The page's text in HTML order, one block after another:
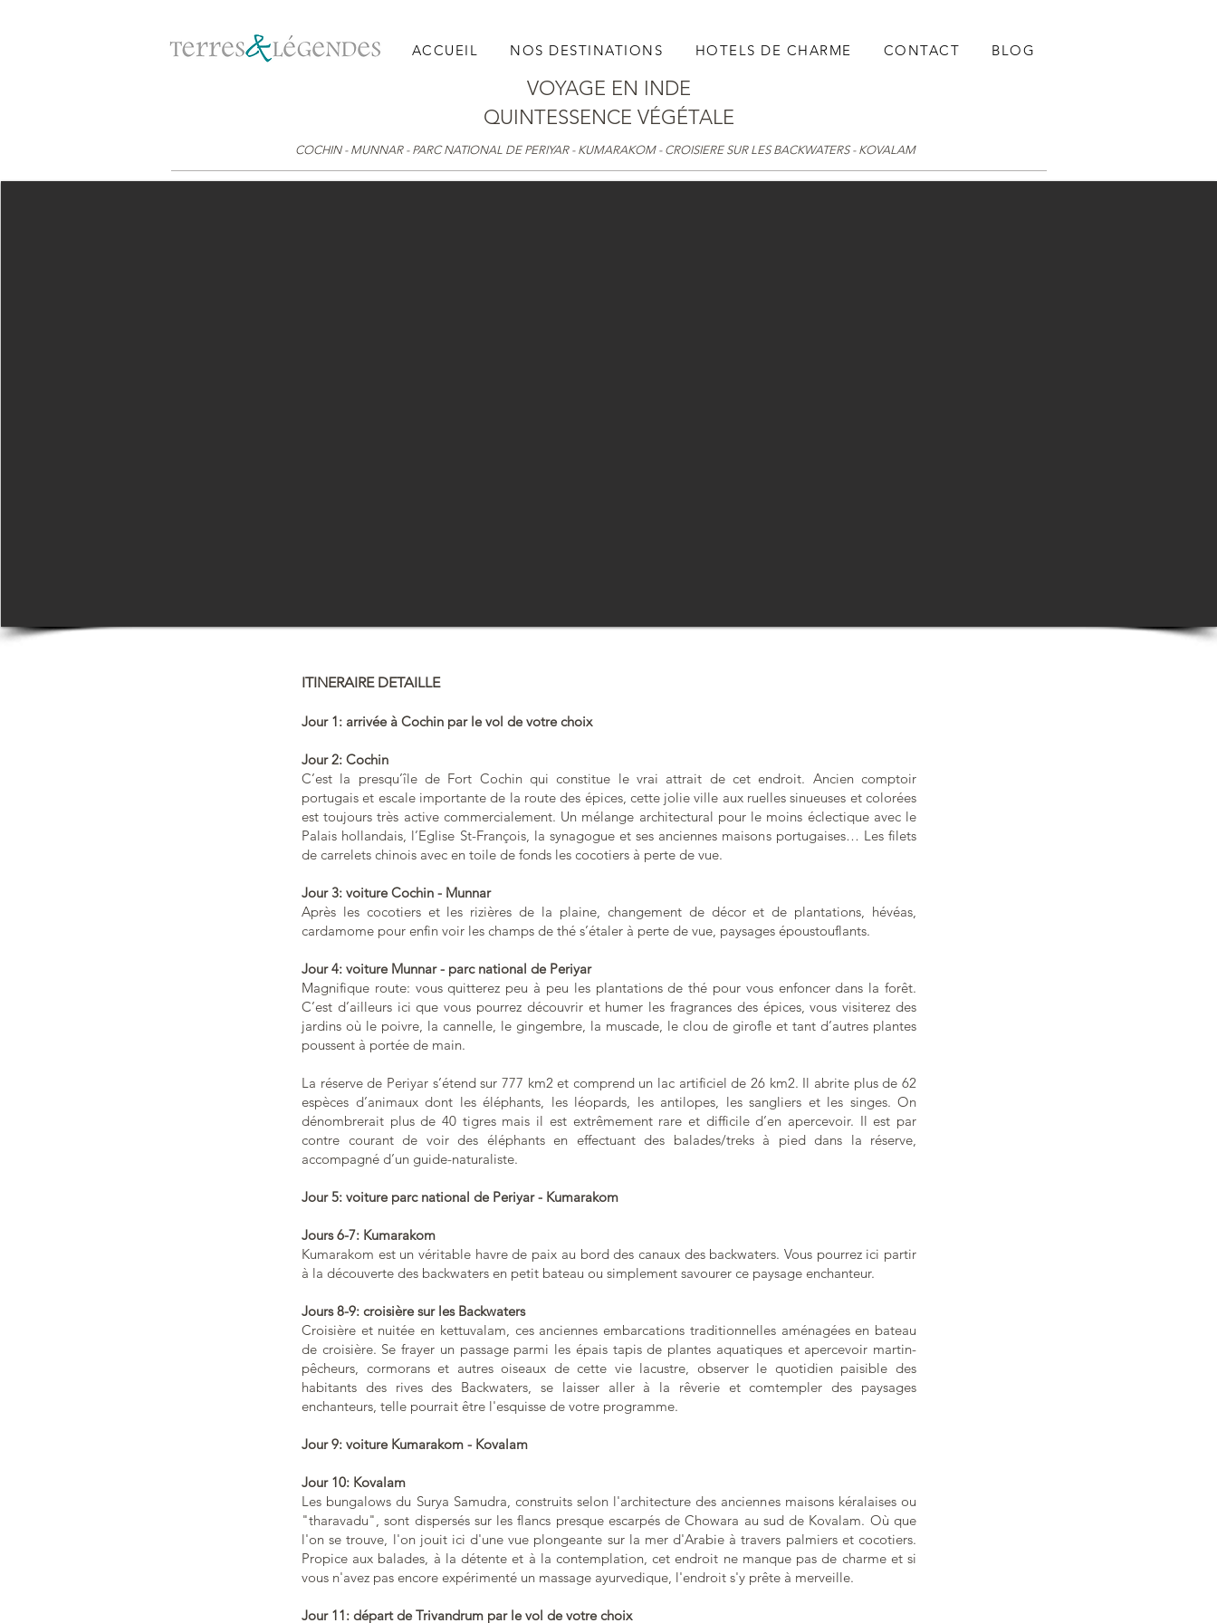
ACCUEIL NOS DESTINATIONS HOTELS DE CHARME CONTACT BLOG
VOYAGE EN INDE
QUINTESSENCE VÉGÉTALE
COCHIN - MUNNAR - PARC NATIONAL DE PERIYAR - KUMARAKOM - CROISIERE SUR LES BACKWATERS - KOVALAM
ITINERAIRE DETAILLE
Jour 1: arrivée à Cochin par le vol de votre choix
Jour 2: Cochin
C’est la presqu’île de Fort Cochin qui constitue le vrai attrait de cet endroit. Ancien comptoir
portugais et escale importante de la route des épices, cette jolie ville aux ruelles sinueuses et colorées
est toujours très active commercialement. Un mélange architectural pour le moins éclectique avec le
Palais hollandais, l’Eglise St-François, la synagogue et ses anciennes maisons portugaises… Les filets
de carrelets chinois avec en toile de fonds les cocotiers à perte de vue.
Jour 3: voiture Cochin - Munnar
Après les cocotiers et les rizières de la plaine, changement de décor et de plantations, hévéas,
cardamome pour enfin voir les champs de thé s’étaler à perte de vue, paysages époustouflants.
Jour 4: voiture Munnar - parc national de Periyar
Magnifique route: vous quitterez peu à peu les plantations de thé pour vous enfoncer dans la forêt.
C’est d’ailleurs ici que vous pourrez découvrir et humer les fragrances des épices, vous visiterez des
jardins où le poivre, la cannelle, le gingembre, la muscade, le clou de girofle et tant d’autres plantes
poussent à portée de main.
La réserve de Periyar s’étend sur 777 km2 et comprend un lac artificiel de 26 km2. Il abrite plus de 62
espèces d’animaux dont les éléphants, les léopards, les antilopes, les sangliers et les singes. On
dénombrerait plus de 40 tigres mais il est extrêmement rare et difficile d’en apercevoir. Il est par
contre courant de voir des éléphants en effectuant des balades/treks à pied dans la réserve,
accompagné d’un guide-naturaliste.
Jour 5: voiture parc national de Periyar - Kumarakom
Jours 6-7: Kumarakom
Kumarakom est un véritable havre de paix au bord des canaux des backwaters. Vous pourrez ici partir
à la découverte des backwaters en petit bateau ou simplement savourer ce paysage enchanteur.
Jours 8-9: croisière sur les Backwaters
Croisière et nuitée en kettuvalam, ces anciennes embarcations traditionnelles aménagées en bateau
de croisière. Se frayer un passage parmi les épais tapis de plantes aquatiques et apercevoir martin-
pêcheurs, cormorans et autres oiseaux de cette vie lacustre, observer le quotidien paisible des
habitants des rives des Backwaters, se laisser aller à la rêverie et comtempler des paysages
enchanteurs, telle pourrait être l'esquisse de votre programme.
Jour 9: voiture Kumarakom - Kovalam
Jour 10: Kovalam
Les bungalows du Surya Samudra, construits selon l'architecture des anciennes maisons kéralaises ou
"tharavadu", sont dispersés sur les flancs presque escarpés de Chowara au sud de Kovalam. Où que
l'on se trouve, l'on jouit ici d'une vue plongeante sur la mer d'Arabie à travers palmiers et cocotiers.
Propice aux balades, à la détente et à la contemplation, cet endroit ne manque pas de charme et si
vous n'avez pas encore expérimenté un massage ayurvedique, l'endroit s'y prête à merveille.
Jour 11: départ de Trivandrum par le vol de votre choix